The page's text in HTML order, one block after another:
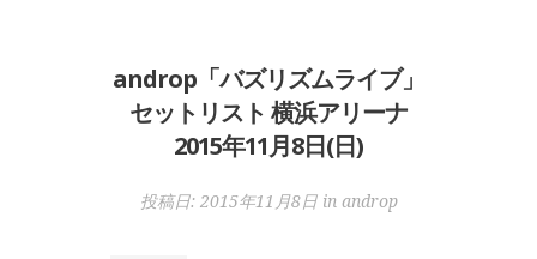
androp「バズリズムライブ」
セットリスト 横浜アリーナ
2015年11月8日(日)
投稿日: 2015年11月8日in androp